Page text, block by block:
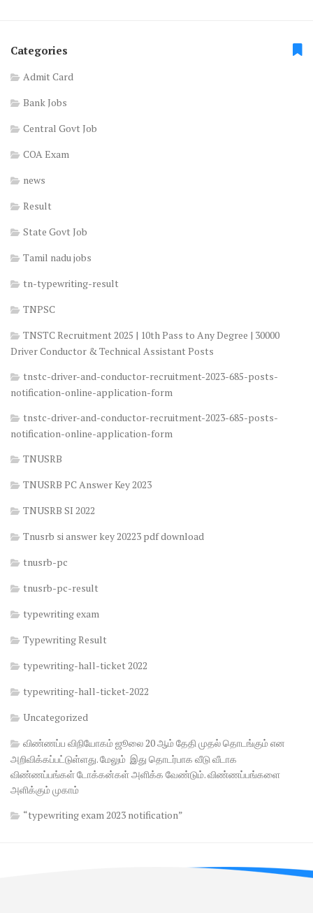
Categories
Admit Card
Bank Jobs
Central Govt Job
COA Exam
news
Result
State Govt Job
Tamil nadu jobs
tn-typewriting-result
TNPSC
TNSTC Recruitment 2025 | 10th Pass to Any Degree | 30000
Driver Conductor & Technical Assistant Posts
tnstc-driver-and-conductor-recruitment-2023-685-posts-
notification-online-application-form
tnstc-driver-and-conductor-recruitment-2023-685-posts-
notification-online-application-form
TNUSRB
TNUSRB PC Answer Key 2023
TNUSRB SI 2022
Tnusrb si answer key 20223 pdf download
tnusrb-pc
tnusrb-pc-result
typewriting exam
Typewriting Result
typewriting-hall-ticket 2022
typewriting-hall-ticket-2022
Uncategorized
விண்ணப்ப விநியோகம் ஜூலை 20 ஆம் தேதி முதல் தொடங்கும் என
அறிவிக்கப்பட்டுள்ளது. மேலும் இது தொடர்பாக வீடு வீடாக
விண்ணப்பங்கள் டோக்கன்கள் அளிக்க வேண்டும். விண்ணப்பங்களை
அளிக்கும் முகாம்
“typewriting exam 2023 notification”